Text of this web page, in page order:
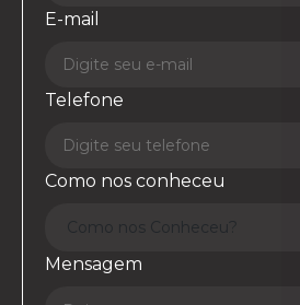
E-mail
Telefone
Como nos conheceu
Mensagem